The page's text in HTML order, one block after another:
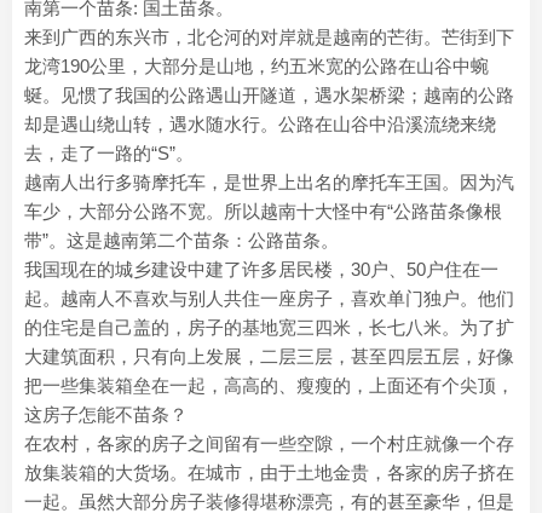
南第一个苗条: 国土苗条。
来到广西的东兴市，北仑河的对岸就是越南的芒街。芒街到下
龙湾190公里，大部分是山地，约五米宽的公路在山谷中蜿
蜒。见惯了我国的公路遇山开隧道，遇水架桥梁；越南的公路
却是遇山绕山转，遇水随水行。公路在山谷中沿溪流绕来绕
去，走了一路的“S”。
越南人出行多骑摩托车，是世界上出名的摩托车王国。因为汽
车少，大部分公路不宽。所以越南十大怪中有“公路苗条像根
带”。这是越南第二个苗条：公路苗条。
我国现在的城乡建设中建了许多居民楼，30户、50户住在一
起。越南人不喜欢与别人共住一座房子，喜欢单门独户。他们
的住宅是自己盖的，房子的基地宽三四米，长七八米。为了扩
大建筑面积，只有向上发展，二层三层，甚至四层五层，好像
把一些集装箱垒在一起，高高的、瘦瘦的，上面还有个尖顶，
这房子怎能不苗条？
在农村，各家的房子之间留有一些空隙，一个村庄就像一个存
放集装箱的大货场。在城市，由于土地金贵，各家的房子挤在
一起。虽然大部分房子装修得堪称漂亮，有的甚至豪华，但是